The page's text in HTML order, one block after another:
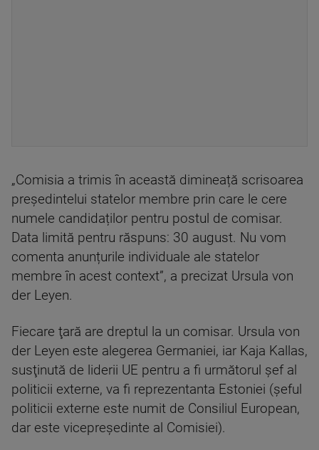
„Comisia a trimis în această dimineață scrisoarea
președintelui statelor membre prin care le cere
numele candidaților pentru postul de comisar.
Data limită pentru răspuns: 30 august. Nu vom
comenta anunțurile individuale ale statelor
membre în acest context”, a precizat Ursula von
der Leyen.
Fiecare ţară are dreptul la un comisar. Ursula von
der Leyen este alegerea Germaniei, iar Kaja Kallas,
susţinută de liderii UE pentru a fi următorul şef al
politicii externe, va fi reprezentanta Estoniei (şeful
politicii externe este numit de Consiliul European,
dar este vicepreşedinte al Comisiei).